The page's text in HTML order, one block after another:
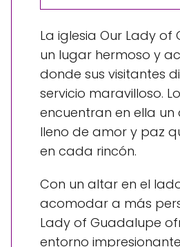
La iglesia Our Lady of
un lugar hermoso y
donde sus visitantes
servicio maravilloso.
encuentran en ella un
lleno de amor y paz
en cada rincón.
Con un altar en el
acomodar a más
Lady of Guadalupe
entorno